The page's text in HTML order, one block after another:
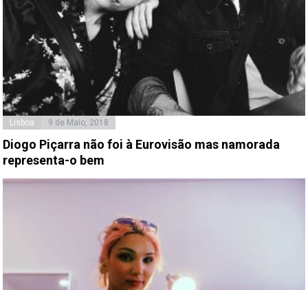
Lisboa 9 de Maio, 2018
Diogo Piçarra não foi à Eurovisão mas namorada
representa-o bem